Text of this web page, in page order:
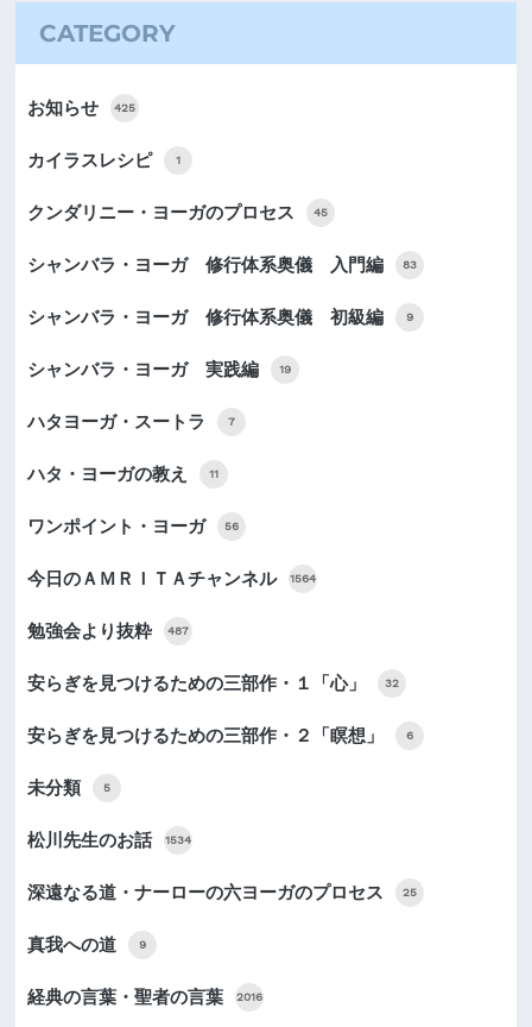
CATEGORY
お知らせ 425
カイラスレシピ 1
クンダリニー・ヨーガのプロセス 45
シャンバラ・ヨーガ 修行体系奥儀 入門編 83
シャンバラ・ヨーガ 修行体系奥儀 初級編 9
シャンバラ・ヨーガ 実践編 19
ハタヨーガ・スートラ 7
ハタ・ヨーガの教え 11
ワンポイント・ヨーガ 56
今日のＡＭＲＩＴＡチャンネル 1564
勉強会より抜粋 487
安らぎを見つけるための三部作・１「心」 32
安らぎを見つけるための三部作・２「瞑想」 6
未分類 5
松川先生のお話 1534
深遠なる道・ナーローの六ヨーガのプロセス 25
真我への道 9
経典の言葉・聖者の言葉 2016